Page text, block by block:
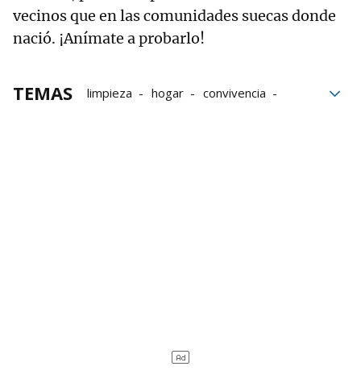
vecinos que en las comunidades suecas donde
nació. ¡Anímate a probarlo!
TEMAS limpieza hogar
convivencia